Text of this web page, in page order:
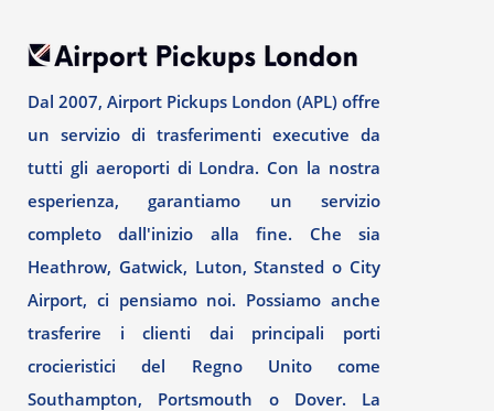
Dal 2007, Airport Pickups London (APL) offre
un servizio di trasferimenti executive da
tutti gli aeroporti di Londra. Con la nostra
esperienza, garantiamo un servizio
completo dall'inizio alla fine. Che sia
Heathrow, Gatwick, Luton, Stansted o City
Airport, ci pensiamo noi. Possiamo anche
trasferire i clienti dai principali porti
crocieristici del Regno Unito come
Southampton, Portsmouth o Dover. La